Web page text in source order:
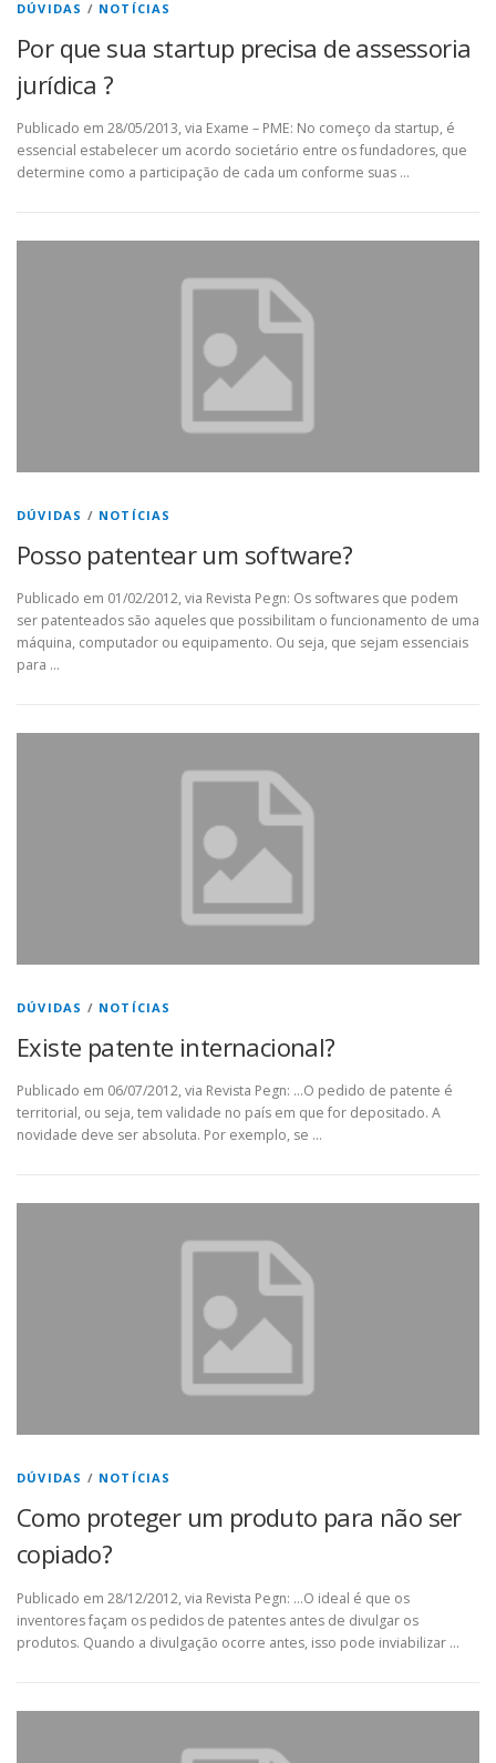
DÚVIDAS / NOTÍCIAS
Por que sua startup precisa de assessoria
jurídica ?
Publicado em 28/05/2013, via Exame – PME: No começo da startup, é
essencial estabelecer um acordo societário entre os fundadores, que
determine como a participação de cada um conforme suas …
DÚVIDAS / NOTÍCIAS
Posso patentear um software?
Publicado em 01/02/2012, via Revista Pegn: Os softwares que podem
ser patenteados são aqueles que possibilitam o funcionamento de uma
máquina, computador ou equipamento. Ou seja, que sejam essenciais
para …
DÚVIDAS / NOTÍCIAS
Existe patente internacional?
Publicado em 06/07/2012, via Revista Pegn: …O pedido de patente é
territorial, ou seja, tem validade no país em que for depositado. A
novidade deve ser absoluta. Por exemplo, se …
DÚVIDAS / NOTÍCIAS
Como proteger um produto para não ser
copiado?
Publicado em 28/12/2012, via Revista Pegn: …O ideal é que os
inventores façam os pedidos de patentes antes de divulgar os
produtos. Quando a divulgação ocorre antes, isso pode inviabilizar …